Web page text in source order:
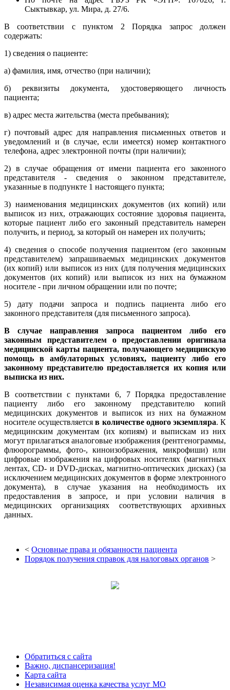
Сыктывкар, ул. Мира, д. 27/6.
В соответствии с пунктом 2 Порядка запрос должен
содержать:
1) сведения о пациенте:
а) фамилия, имя, отчество (при наличии);
б) реквизиты документа, удостоверяющего личность
пациента;
в) адрес места жительства (места пребывания);
г) почтовый адрес для направления письменных ответов и
уведомлений и (в случае, если имеется) номер контактного
телефона, адрес электронной почты (при наличии);
2) в случае обращения от имени пациента его законного
представителя - сведения о законном представителе,
указанные в подпункте 1 настоящего пункта;
3) наименования медицинских документов (их копий) или
выписок из них, отражающих состояние здоровья пациента,
которые пациент либо его законный представитель намерен
получить, и период, за который он намерен их получить;
4) сведения о способе получения пациентом (его законным
представителем) запрашиваемых медицинских документов
(их копий) или выписок из них (для получения медицинских
документов (их копий) или выписок из них на бумажном
носителе - при личном обращении или по почте;
5) дату подачи запроса и подпись пациента либо его
законного представителя (для письменного запроса).
В случае направления запроса пациентом либо его
законным представителем о предоставлении оригинала
медицинской карты пациента, получающего медицинскую
помощь в амбулаторных условиях, пациенту либо его
законному представителю предоставляется их копия или
выписка из них.
В соответствии с пунктами 6, 7 Порядка предоставление
пациенту либо его законному представителю копий
медицинских документов и выписок из них на бумажном
носителе осуществляетсяв количестве одного экземпляра. К
медицинским документам (их копиям) и выпискам из них
могут прилагаться аналоговые изображения (рентгенограммы,
флюорограммы, фото-, киноизображения, микрофиши) или
цифровые изображения на цифровых носителях (магнитных
лентах, CD- и DVD-дисках, магнитно-оптических дисках) (за
исключением медицинских документов в форме электронного
документа), в случае указания на необходимость их
предоставления в запросе, и при условии наличия в
медицинских организациях соответствующих архивных
данных.
< Основные права и обязанности пациента
Порядок получения справок для налоговых органов >
Обратиться с сайта
Важно, диспансеризация!
Карта сайта
Независимая оценка качества услуг МО